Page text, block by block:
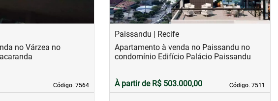
Código. 7564
Código. 7564
no Várzea no
Paissandu | Recife
Código. 7511
Código. 7511
Apartamento à venda no Paissandu no
condomínio Edifício Palácio Paissandu
À partir de R$ 503.000,00